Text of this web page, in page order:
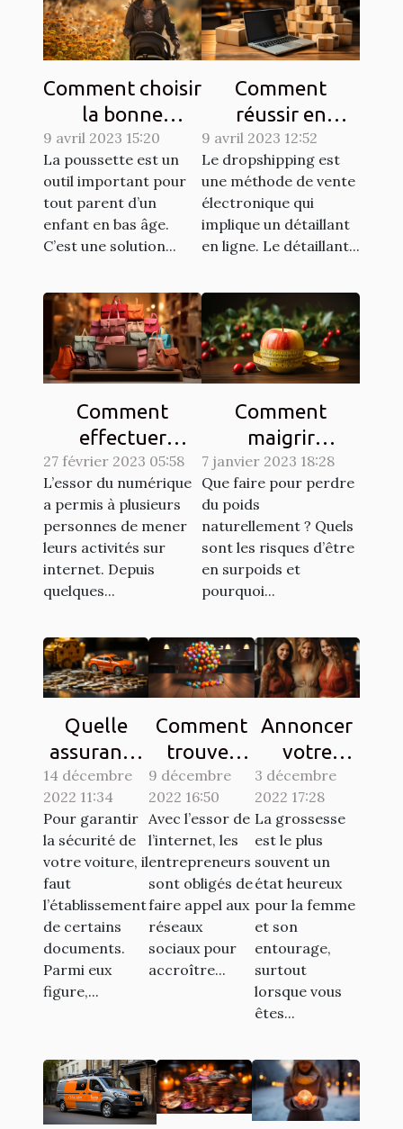
Comment choisir
la bonne
poussette pour
un enfant ?
9 avril 2023 15:20
La poussette est un
outil important pour
tout parent d’un
enfant en bas âge.
C’est une solution...
Comment
réussir en
dropshipping ?
9 avril 2023 12:52
Le dropshipping est
une méthode de vente
électronique qui
implique un détaillant
en ligne. Le détaillant...
Comment
effectuer
efficacement
des achats en
ligne ?
27 février 2023 05:58
L’essor du numérique
a permis à plusieurs
personnes de mener
leurs activités sur
internet. Depuis
quelques...
Comment
maigrir
naturellement ?
7 janvier 2023 18:28
Que faire pour perdre
du poids
naturellement ? Quels
sont les risques d’être
en surpoids et
pourquoi...
Quelle
assurance
choisir
pour son
véhicule ?
14 décembre
2022 11:34
Pour garantir
la sécurité de
votre voiture, il
faut
l’établissement
de certains
documents.
Parmi eux
figure,...
Comment
trouver
des clients
sur les
réseaux
sociaux ?
9 décembre
2022 16:50
Avec l’essor de
l’internet, les
entrepreneurs
sont obligés de
faire appel aux
réseaux
sociaux pour
accroître...
Annoncer
votre
grossesse à
votre
entourage
: Comment
y procéder
?
3 décembre
2022 17:28
La grossesse
est le plus
souvent un
état heureux
pour la femme
et son
entourage,
surtout
lorsque vous
êtes...